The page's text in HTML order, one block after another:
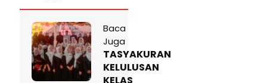
Baca
Juga
TASYAKURAN
KELULUSAN
KELAS